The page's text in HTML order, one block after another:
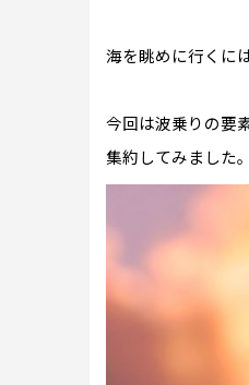
海を眺めに行くに
今回は波乗りの要
集約してみました。